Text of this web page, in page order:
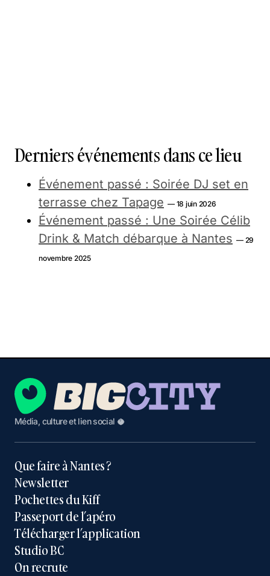
Derniers événements dans ce lieu
Événement passé : Soirée DJ set en
terrasse chez Tapage — 18 juin 2026
Événement passé : Une Soirée Célib
Drink & Match débarque à Nantes — 29
novembre 2025
Média, culture et lien social 🥥
Que faire à Nantes ?
Newsletter
Pochettes du Kiff
Passeport de l’apéro
Télécharger l’application
Studio BC
On recrute